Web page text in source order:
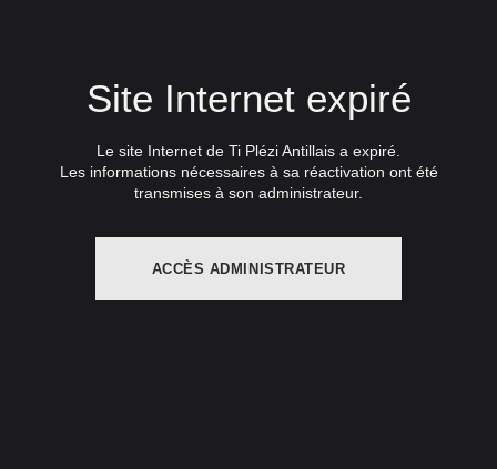
Site Internet expiré
Le site Internet de Ti Plézi Antillais a expiré.
Les informations nécessaires à sa réactivation ont été
transmises à son administrateur.
ACCÈS ADMINISTRATEUR